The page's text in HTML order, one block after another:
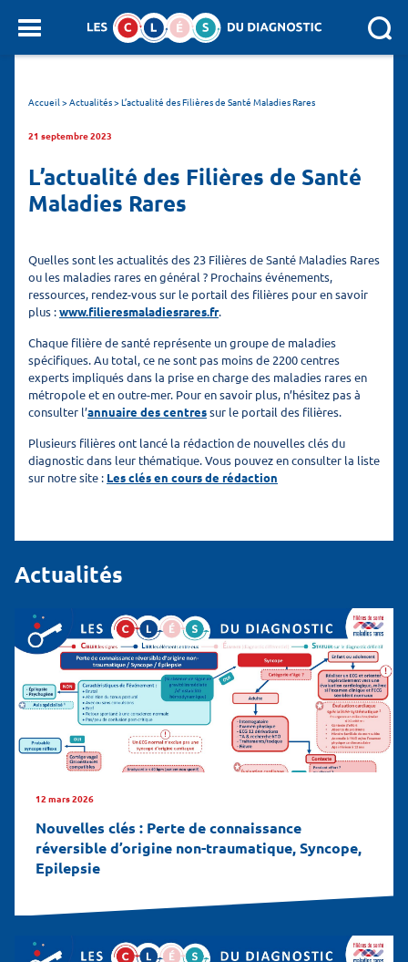
SEARCH :
Accueil>Actualités>L’actualité des Filières de Santé Maladies Rares
21 septembre 2023
L’actualité des Filières de Santé
Maladies Rares
Quelles sont les actualités des 23 Filières de Santé Maladies Rares
ou les maladies rares en général ? Prochains événements,
ressources, rendez-vous sur le portail des filières pour en savoir
plus :www.filieresmaladiesrares.fr.
Chaque filière de santé représente un groupe de maladies
spécifiques. Au total, ce ne sont pas moins de 2200 centres
experts impliqués dans la prise en charge des maladies rares en
métropole et en outre-mer. Pour en savoir plus, n’hésitez pas à
consulter l’annuaire des centressur le portail des filières.
Plusieurs filières ont lancé la rédaction de nouvelles clés du
diagnostic dans leur thématique. Vous pouvez en consulter la liste
sur notre site : Les clés en cours de rédaction
Actualités
12 mars 2026
Nouvelles clés : Perte de connaissance
réversible d’origine non-traumatique, Syncope,
Epilepsie